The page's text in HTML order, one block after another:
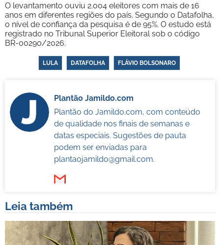
O levantamento ouviu 2.004 eleitores com mais de 16
anos em diferentes regiões do país. Segundo o Datafolha,
o nível de confiança da pesquisa é de 95%. O estudo está
registrado no Tribunal Superior Eleitoral sob o código
BR-00290/2026.
LULA DATAFOLHA FLÁVIO BOLSONARO
Plantão Jamildo.com
Plantão do Jamildo.com, com conteúdo
de qualidade nos finais de semanas e
datas especiais. Sugestões de pauta
podem ser enviadas para
plantaojamildo@gmail.com.
Leia também